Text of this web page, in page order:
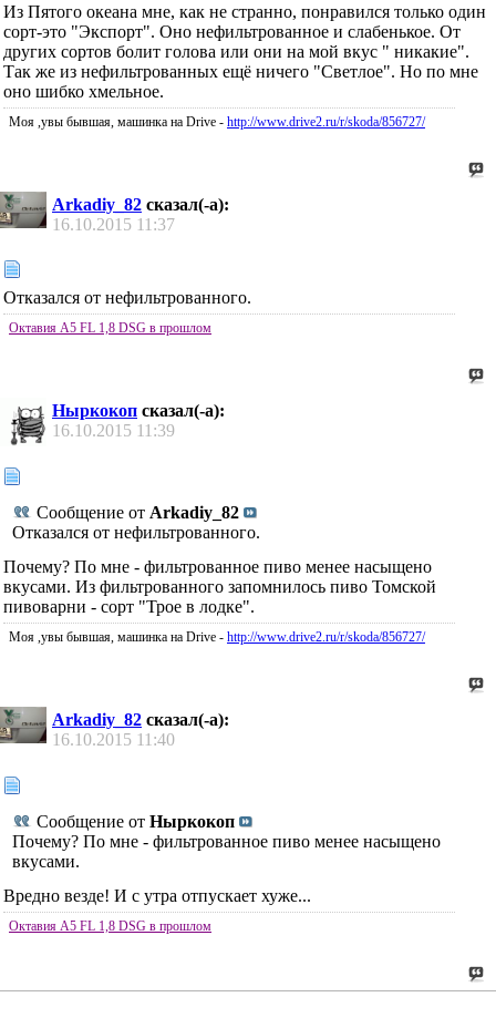
Из Пятого океана мне, как не странно, понравился только один
сорт-это "Экспорт". Оно нефильтрованное и слабенькое. От
других сортов болит голова или они на мой вкус " никакие".
Так же из нефильтрованных ещё ничего "Светлое". Но по мне
оно шибко хмельное.
Моя ,увы бывшая, машинка на Drive - http://www.drive2.ru/r/skoda/856727/
Arkadiy_82 сказал(-а):
16.10.2015 11:37
Отказался от нефильтрованного.
Октавия А5 FL 1,8 DSG в прошлом
Ныркокоп сказал(-а):
16.10.2015 11:39
Сообщение от Arkadiy_82
Отказался от нефильтрованного.
Почему? По мне - фильтрованное пиво менее насыщено
вкусами. Из фильтрованного запомнилось пиво Томской
пивоварни - сорт "Трое в лодке".
Моя ,увы бывшая, машинка на Drive - http://www.drive2.ru/r/skoda/856727/
Arkadiy_82 сказал(-а):
16.10.2015 11:40
Сообщение от Ныркокоп
Почему? По мне - фильтрованное пиво менее насыщено
вкусами.
Вредно везде! И с утра отпускает хуже...
Октавия А5 FL 1,8 DSG в прошлом